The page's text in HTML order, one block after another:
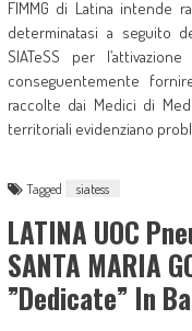
FIMMG di Latina intende
determinatasi a seguito
SIATeSS per
conseguentemente
raccolte dai Medici di
territoriali evidenziano
Tagged siatess
LATINA UOC
SANTA MARIA
”dedicate” In